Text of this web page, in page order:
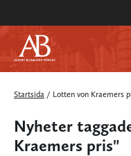
Startsida / Lotten von Kraemers
Nyheter
Kraemers pris"